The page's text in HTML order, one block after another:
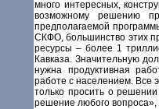
много интересных,
возможному решению
предполагаемой
СКФО, большинство этих
ресурсы – более 1
Кавказа. Значительную
нужна продуктивная
работе с населением. Все
только просить о
решение любого вопроса»,